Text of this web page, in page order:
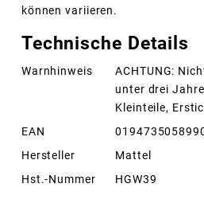
können variieren.
Technische Details
Warnhinweis
ACHTUNG:
unter drei
Kleinteile,
EAN
Hersteller
Mattel
Hst.-Nummer
HGW39